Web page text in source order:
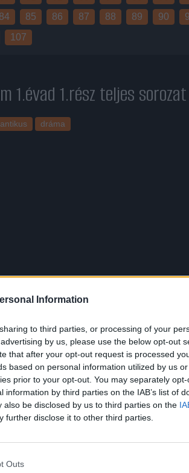
Information
to third parties, or processing of your
by us, please use the below opt-out
that after your opt-out request is processed
based on personal information utilized by us
prior to your opt-out. You may separately
by third parties on the IAB’s list of
be disclosed by us to third parties on the
further disclose it to other third parties.
Outs
84 85 86 87 88 89 90
107
1.évad 1.rész teljes
dráma
és támogatja az apját, aki minden pénzüket
A gazdag Barisért (Burak Deniz) a város
még azt is, hogy szegénynek
Oszd meg: Viber
Pinterest
X
Facebook